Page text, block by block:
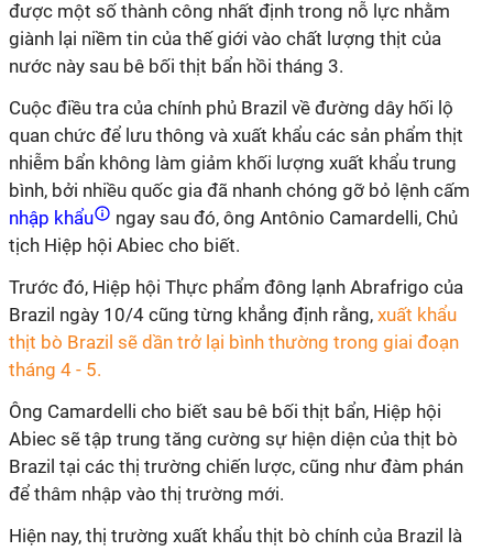
được một số thành công nhất định trong nỗ lực nhằm
giành lại niềm tin của thế giới vào chất lượng thịt của
nước này sau bê bối thịt bẩn hồi tháng 3.
Cuộc điều tra của chính phủ Brazil về đường dây hối lộ
quan chức để lưu thông và xuất khẩu các sản phẩm thịt
nhiễm bẩn không làm giảm khối lượng xuất khẩu trung
bình, bởi nhiều quốc gia đã nhanh chóng gỡ bỏ lệnh cấm
nhập khẩu
ngay sau đó, ông Antônio Camardelli, Chủ
tịch Hiệp hội Abiec cho biết.
Trước đó, Hiệp hội Thực phẩm đông lạnh Abrafrigo của
Brazil ngày 10/4 cũng từng khẳng định rằng, xuất khẩu
thịt bò Brazil sẽ dần trở lại bình thường trong giai đoạn
tháng 4 - 5.
Ông Camardelli cho biết sau bê bối thịt bẩn, Hiệp hội
Abiec sẽ tập trung tăng cường sự hiện diện của thịt bò
Brazil tại các thị trường chiến lược, cũng như đàm phán
để thâm nhập vào thị trường mới.
Hiện nay, thị trường xuất khẩu thịt bò chính của Brazil là